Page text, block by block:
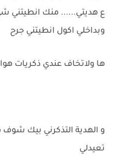
ع هديتي...... منك انطيتني
وبداخلي اكول انطيتني جرح
ها ولاتخاف عندي ذكريات
و الهدية التذكرني بيك
تعيدلي